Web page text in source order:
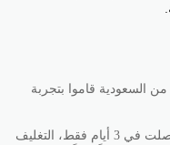
السعودية قاموا بتجربة
“طلبت عطرين ووصلت في 3 أيام فقط، التغليف